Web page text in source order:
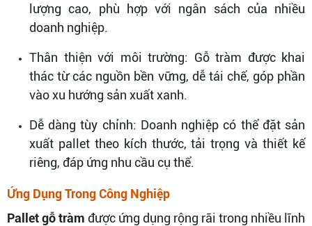
lượng cao, phù hợp với ngân sách của nhiều
doanh nghiệp.
Thân thiện với môi trường: Gỗ tràm được khai
thác từ các nguồn bền vững, dễ tái chế, góp phần
vào xu hướng sản xuất xanh.
Dễ dàng tùy chỉnh: Doanh nghiệp có thể đặt sản
xuất pallet theo kích thước, tải trọng và thiết kế
riêng, đáp ứng nhu cầu cụ thể.
Ứng Dụng Trong Công Nghiệp
Pallet gỗ tràm được ứng dụng rộng rãi trong nhiều lĩnh